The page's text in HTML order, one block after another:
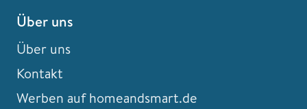
Über uns
Über uns
Kontakt
Werben auf homeandsmart.de